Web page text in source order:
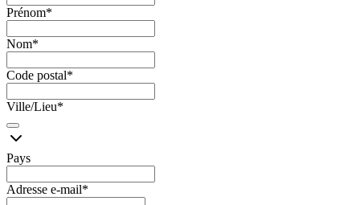
Prénom*
Nom*
Code postal*
Ville/Lieu*
Pays
Adresse e-mail*